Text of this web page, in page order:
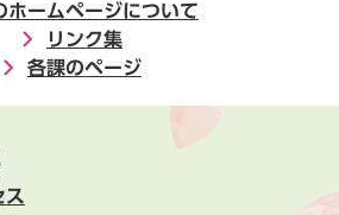
ホームページについて
リンク集
各課のページ
ス